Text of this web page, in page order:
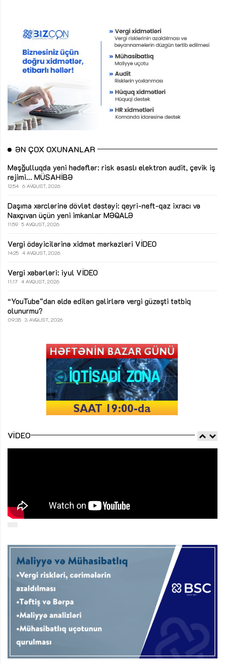
ƏN ÇOX OXUNANLAR
Məşğulluqda yeni hədəflər: risk əsaslı elektron audit, çevik iş
rejimi... MÜSAHİBƏ
12:54 6 AVQUST, 2026
Daşıma xərclərinə dövlət dəstəyi: qeyri-neft-qaz ixracı və
Naxçıvan üçün yeni imkanlar MƏQALƏ
11:59 5 AVQUST, 2026
Vergi ödəyicilərinə xidmət mərkəzləri VİDEO
14:25 4 AVQUST, 2026
Vergi xəbərləri: iyul VİDEO
11:17 4 AVQUST, 2026
“YouTube”dan əldə edilən gəlirlərə vergi güzəşti tətbiq
olunurmu?
09:35 3 AVQUST, 2026
VIDEO